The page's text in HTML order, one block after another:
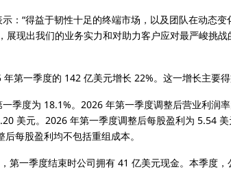
：“得益于韧性十足的终端市场，以及团队在动态
现出我们的业务实力和对助力客户应对最严峻挑
第一季度的 142 亿美元增长 22%。这一增长主要
季度为 18.1%。2026 年第一季度调整后营业利润
美元。2026 年第一季度调整后每股盈利为 5.54
每股盈利均不包括重组成本。
第一季度结束时公司拥有 41 亿美元现金。本季度